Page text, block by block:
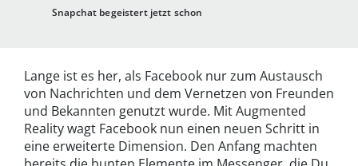
Snapchat begeistert jetzt schon
Lange ist es her, als Facebook nur zum Austausch
von Nachrichten und dem Vernetzen von Freunden
und Bekannten genutzt wurde. Mit Augmented
Reality wagt Facebook nun einen neuen Schritt in
eine erweiterte Dimension. Den Anfang machten